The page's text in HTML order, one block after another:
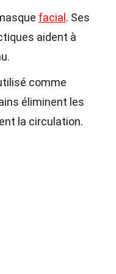
facial . Ses
aident à
comme
éliminent les
la circulation.